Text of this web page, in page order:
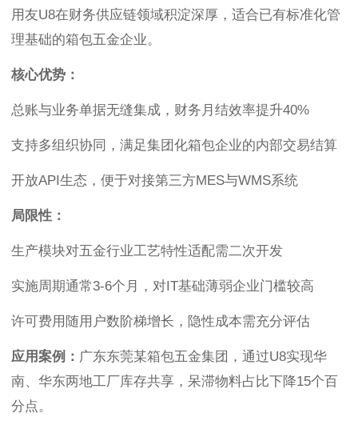
用友U8在财务供应链领域积淀深厚，适合已有标准化管
理基础的箱包五金企业。
核心优势：
总账与业务单据无缝集成，财务月结效率提升40%
支持多组织协同，满足集团化箱包企业的内部交易结算
开放API生态，便于对接第三方MES与WMS系统
局限性：
生产模块对五金行业工艺特性适配需二次开发
实施周期通常3-6个月，对IT基础薄弱企业门槛较高
许可费用随用户数阶梯增长，隐性成本需充分评估
应用案例： 广东东莞某箱包五金集团，通过U8实现华
南、华东两地工厂库存共享，呆滞物料占比下降15个百
分点。